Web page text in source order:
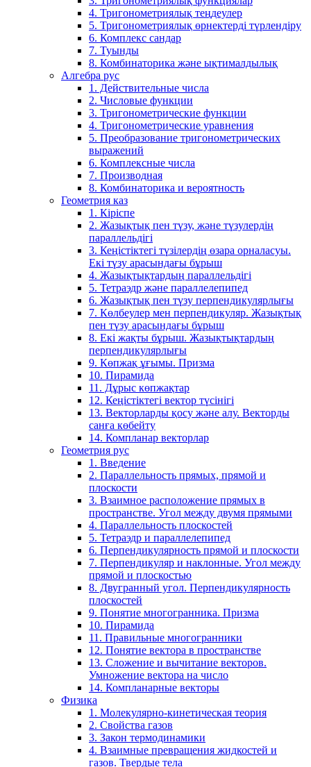
4. Тригонометриялық теңдеулер
5. Тригонометриялық өрнектерді түрлендіру
6. Комплекс сандар
7. Туынды
8. Комбинаторика және ықтималдылық
Алгебра рус
1. Действительные числа
2. Числовые функции
3. Тригонометрические функции
4. Тригонометрические уравнения
5. Преобразование тригонометрических
выражений
6. Комплексные числа
7. Производная
8. Комбинаторика и вероятность
Геометрия каз
1. Кіріспе
2. Жазықтық пен түзу, және түзулердің
параллельдігі
3. Кеңістіктегі түзілердің өзара орналасуы.
Екі түзу арасындағы бұрыш
4. Жазықтықтардың параллельдігі
5. Тетраэдр және параллелепипед
6. Жазықтық пен түзу перпендикулярлығы
7. Көлбеулер мен перпендикуляр. Жазықтық
пен түзу арасындағы бұрыш
8. Екі жақты бұрыш. Жазықтықтардың
перпендикулярлығы
9. Көпжақ ұғымы. Призма
10. Пирамида
11. Дұрыс көпжақтар
12. Кеңістіктегі вектор түсінігі
13. Векторларды қосу және алу. Векторды
санға көбейту
14. Компланар векторлар
Геометрия рус
1. Введение
2. Параллельность прямых, прямой и
плоскости
3. Взаимное расположение прямых в
пространстве. Угол между двумя прямыми
4. Параллельность плоскостей
5. Тетраэдр и параллелепипед
6. Перпендикулярность прямой и плоскости
7. Перпендикуляр и наклонные. Угол между
прямой и плоскостью
8. Двугранный угол. Перпендикулярность
плоскостей
9. Понятие многогранника. Призма
10. Пирамида
11. Правильные многогранники
12. Понятие вектора в пространстве
13. Сложение и вычитание векторов.
Умножение вектора на число
14. Компланарные векторы
Физика
1. Молекулярно-кинетическая теория
2. Свойства газов
3. Закон термодинамики
4. Взаимные превращения жидкостей и
газов. Твердые тела